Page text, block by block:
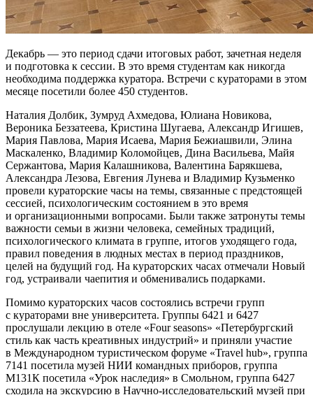
Декабрь — это период сдачи итоговых работ, зачетная неделя
и подготовка к сессии. В это время студентам как никогда
необходима поддержка куратора. Встречи с кураторами в этом
месяце посетили более 450 студентов.
Наталия Долбик, Зумруд Ахмедова, Юлиана Новикова,
Вероника Беззатеева, Кристина Шугаева, Александр Игишев,
Мария Павлова, Мария Исаева, Мария Бежиашвили, Элина
Маскаленко, Владимир Коломойцев, Дина Васильева, Майя
Сержантова, Мария Калашникова, Валентина Барякшева,
Александра Лезова, Евгения Лунева и Владимир Кузьменко
провели кураторские часы на темы, связанные с предстоящей
сессией, психологическим состоянием в это время
и организационными вопросами. Были также затронуты темы
важности семьи в жизни человека, семейных традиций,
психологического климата в группе, итогов уходящего года,
правил поведения в людных местах в период праздников,
целей на будущий год. На кураторских часах отмечали Новый
год, устраивали чаепития и обменивались подарками.
Помимо кураторских часов состоялись встречи групп
с кураторами вне университета. Группы 6421 и 6427
прослушали лекцию в отеле «Four seasons» «Петербургский
стиль как часть креативных индустрий» и приняли участие
в Международном туристическом форуме «Travel hub», группа
7141 посетила музей НИИ командных приборов, группа
М131К посетила «Урок наследия» в Смольном, группа 6427
сходила на экскурсию в Научно-исследовательский музей при